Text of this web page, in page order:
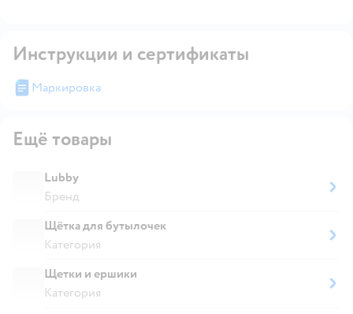
Инструкции и сертификаты
Маркировка
Ещё товары
Lubby
Бренд
Щётка для бутылочек
Категория
Щетки и ершики
Категория